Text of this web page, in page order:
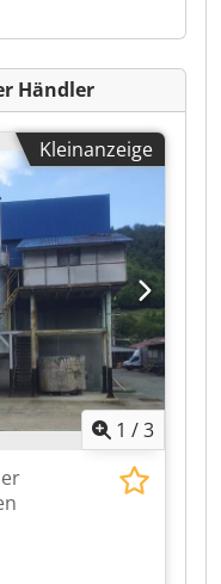
Händler
Kleinanzeige
1 /3